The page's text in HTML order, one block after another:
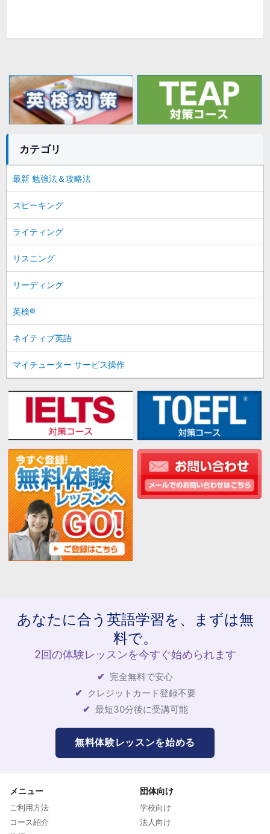
カテゴリ
最新 勉強法＆攻略法
スピーキング
ライティング
リスニング
リーディング
英検®
ネイティブ英語
マイチューター サービス操作
あなたに合う英語学習を、まずは無
料で。
2回の体験レッスンを今すぐ始められます
完全無料で安心
クレジットカード登録不要
最短30分後に受講可能
無料体験レッスンを始める
メニュー
ご利用方法
コース紹介
団体向け
学校向け
法人向け